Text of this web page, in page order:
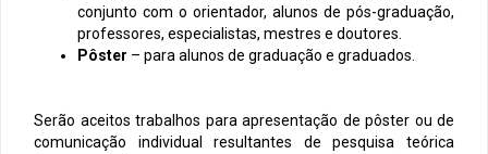
conjunto com o orientador, alunos de pós-graduação,
professores, especialistas, mestres e doutores.
Pôster – para alunos de graduação e graduados.
Serão aceitos trabalhos para apresentação de pôster ou de
comunicação individual resultantes de pesquisa teórica